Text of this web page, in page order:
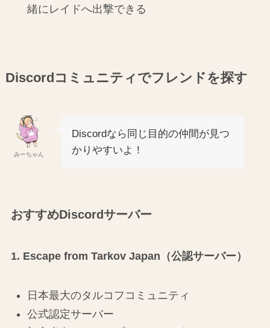
緒にレイドへ出撃できる
Discordコミュニティでフレンドを探す
みーちゃん
Discordなら同じ目的の仲間が見つ
かりやすいよ！
おすすめDiscordサーバー
1. Escape from Tarkov Japan（公認サーバー）
日本最大のタルコフコミュニティ
公式認定サーバー